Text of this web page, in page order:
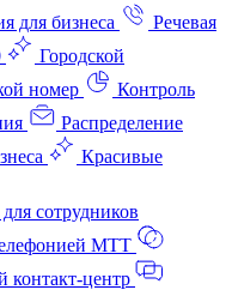
для бизнеса
Речевая
Городской
номер
Контроль
Распределение
Красивые
сотрудников
МТТ
контакт‑центр